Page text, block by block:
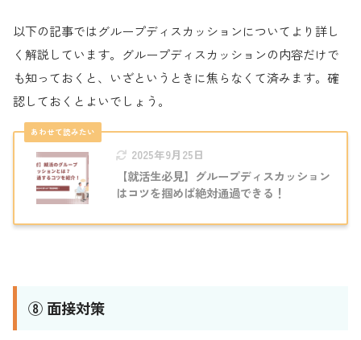
以下の記事ではグループディスカッションについてより詳し
く解説しています。グループディスカッションの内容だけで
も知っておくと、いざというときに焦らなくて済みます。確
認しておくとよいでしょう。
2025年9月25日
【就活生必見】グループディスカッション
はコツを掴めば絶対通過できる！
⑧ 面接対策